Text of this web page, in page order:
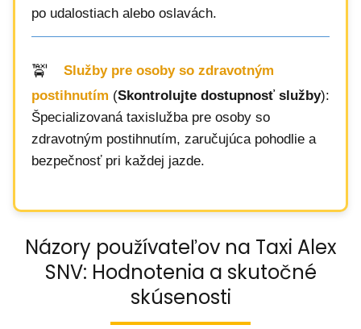
po udalostiach alebo oslavách.
Služby pre osoby so zdravotným
postihnutím (Skontrolujte dostupnosť služby):
Špecializovaná taxislužba pre osoby so
zdravotným postihnutím, zaručujúca pohodlie a
bezpečnosť pri každej jazde.
Názory používateľov na Taxi Alex
SNV: Hodnotenia a skutočné
skúsenosti